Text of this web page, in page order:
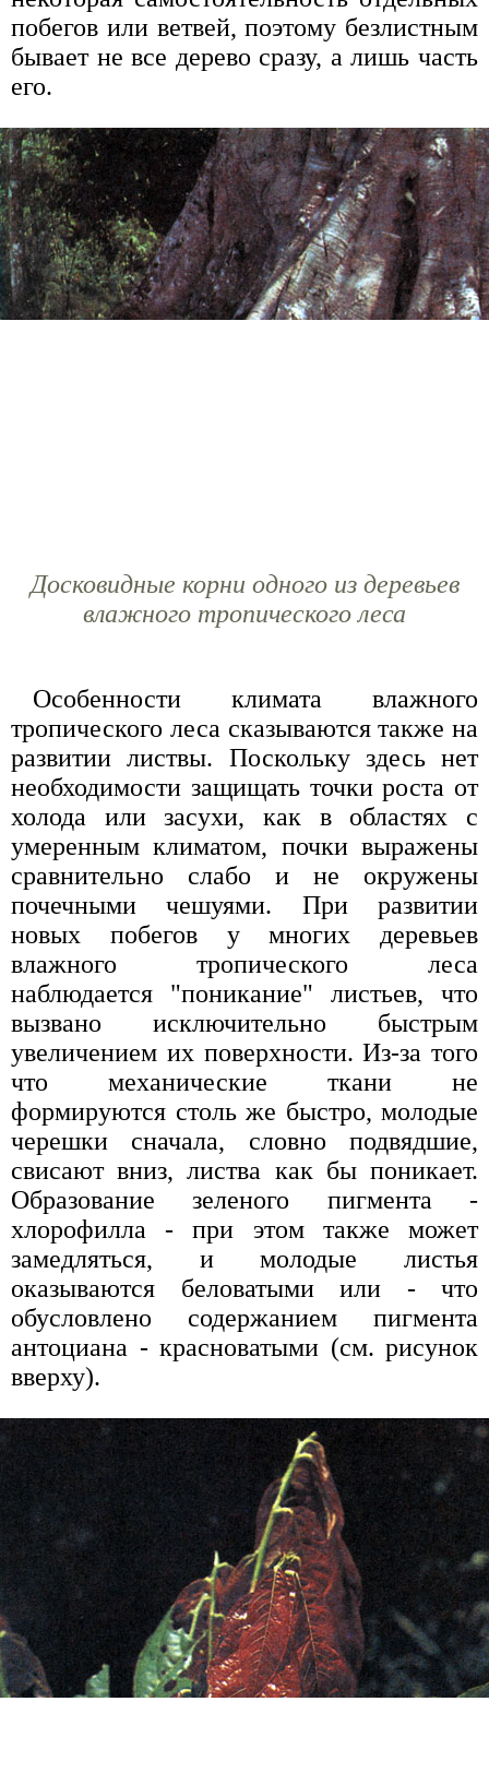
побегов или ветвей, поэтому безлистным
бывает не все дерево сразу, а лишь часть
его.
Досковидные корни одного из деревьев
влажного тропического леса
Особенности климата влажного
тропического леса сказываются также на
развитии листвы. Поскольку здесь нет
необходимости защищать точки роста от
холода или засухи, как в областях с
умеренным климатом, почки выражены
сравнительно слабо и не окружены
почечными чешуями. При развитии
новых побегов у многих деревьев
влажного тропического леса
наблюдается "поникание" листьев, что
вызвано исключительно быстрым
увеличением их поверхности. Из-за того
что механические ткани не
формируются столь же быстро, молодые
черешки сначала, словно подвядшие,
свисают вниз, листва как бы поникает.
Образование зеленого пигмента -
хлорофилла - при этом также может
замедляться, и молодые листья
оказываются беловатыми или - что
обусловлено содержанием пигмента
антоциана - красноватыми (см. рисунок
вверху).